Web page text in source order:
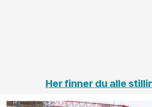
Her finner du alle